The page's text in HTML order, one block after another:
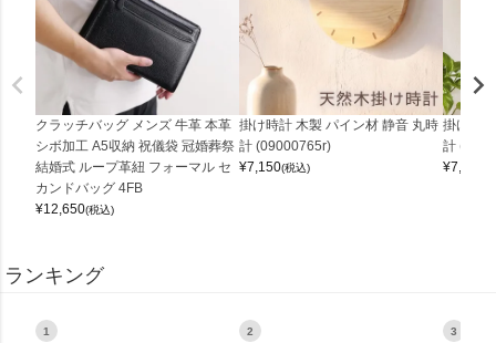
クラッチバッグ メンズ 牛革 本革
シボ加工 A5収納 祝儀袋 冠婚葬祭
結婚式 ループ革紐 フォーマル セ
カンドバッグ 4FB
¥12,650(税込)
掛け時計 木製 パイン材 静音 丸時
計 (09000765r)
¥7,150(税込)
掛け時
計
¥7,150
ランキング
1 2 3